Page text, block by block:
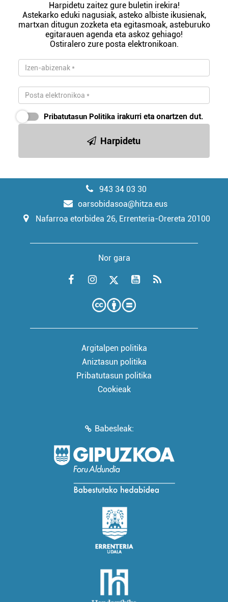
Harpidetu zaitez gure buletin irekira!
Astekarko eduki nagusiak, asteko albiste ikusienak,
martxan ditugun zozketa eta egitasmoak, asteburuko
egitarauen agenda eta askoz gehiago!
Ostiralero zure posta elektronikoan.
Pribatutasun Politika irakurri eta onartzen dut.
Harpidetu
943 34 03 30
oarsobidasoa@hitza.eus
Nafarroa etorbidea 26, Errenteria-Orereta 20100
Nor gara
Argitalpen politika
Aniztasun politika
Pribatutasun politika
Cookieak
Babesleak: